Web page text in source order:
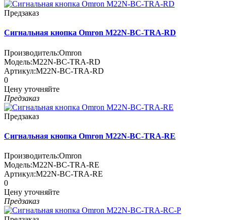
Предзаказ
Сигнальная кнопка Omron M22N-BC-TRA-RD
Производитель:Omron
Модель:M22N-BC-TRA-RD
Артикул:M22N-BC-TRA-RD
0
Цену уточняйте
Предзаказ
Предзаказ
Сигнальная кнопка Omron M22N-BC-TRA-RE
Производитель:Omron
Модель:M22N-BC-TRA-RE
Артикул:M22N-BC-TRA-RE
0
Цену уточняйте
Предзаказ